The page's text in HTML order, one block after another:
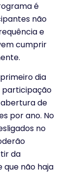
é
não
e
cumprir
dia
participação
abertura de
por ano. No
no
da
que não haja